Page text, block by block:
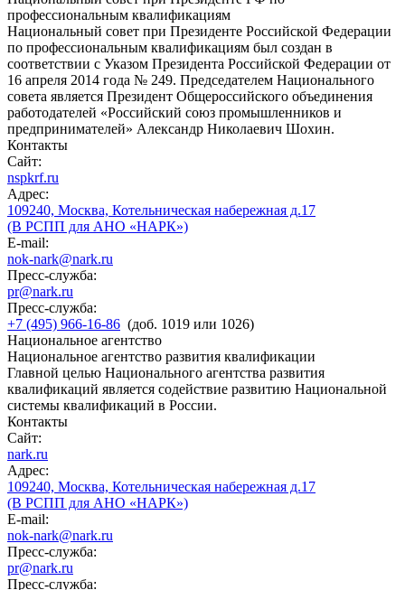
профессиональным квалификациям
Национальный совет при Президенте Российской Федерации
по профессиональным квалификациям был создан в
соответствии с Указом Президента Российской Федерации от
16 апреля 2014 года № 249. Председателем Национального
совета является Президент Общероссийского объединения
работодателей «Российский союз промышленников и
предпринимателей» Александр Николаевич Шохин.
Контакты
Сайт:
nspkrf.ru
Адрес:
109240, Москва, Котельническая набережная д.17
(В РСПП для АНО «НАРК»)
E-mail:
nok-nark@nark.ru
Пресс-служба:
pr@nark.ru
Пресс-служба:
+7 (495) 966-16-86 (доб. 1019 или 1026)
Национальное агентство
Национальное агентство развития квалификации
Главной целью Национального агентства развития
квалификаций является содействие развитию Национальной
системы квалификаций в России.
Контакты
Сайт:
nark.ru
Адрес:
109240, Москва, Котельническая набережная д.17
(В РСПП для АНО «НАРК»)
E-mail:
nok-nark@nark.ru
Пресс-служба:
pr@nark.ru
Пресс-служба: